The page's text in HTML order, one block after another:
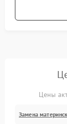
Цены
Замена